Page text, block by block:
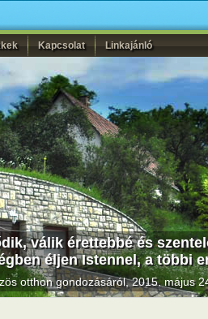
Kapcsolat Linkajánló
válik érettebbé és
éljen Istennel, a többi
otthon gondozásáról, 2015. május